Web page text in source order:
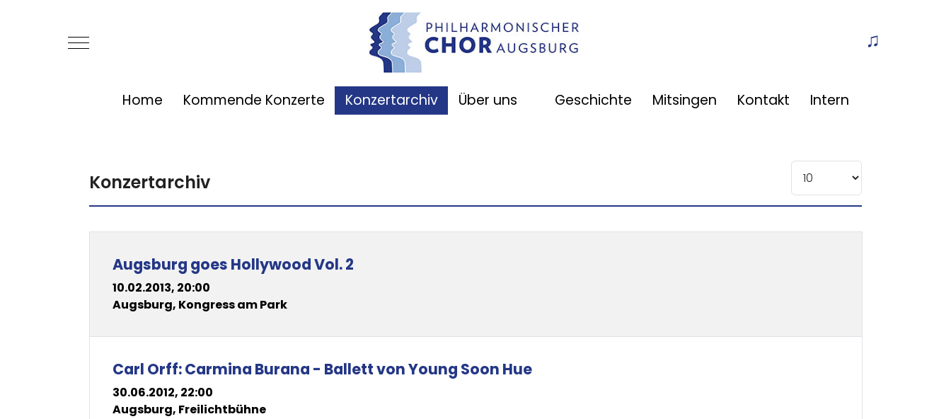
Mobile Menu Toggle
Off-Canvas
Home Kommende Konzerte Konzertarchiv Über uns Geschichte Mitsingen Kontakt Intern
Konzertarchiv
Anzeige #
Title
Augsburg goes Hollywood Vol. 2
10.02.2013, 20:00
Augsburg, Kongress am Park
Carl Orff: Carmina Burana - Ballett von Young Soon Hue
30.06.2012, 22:00
Augsburg, Freilichtbühne